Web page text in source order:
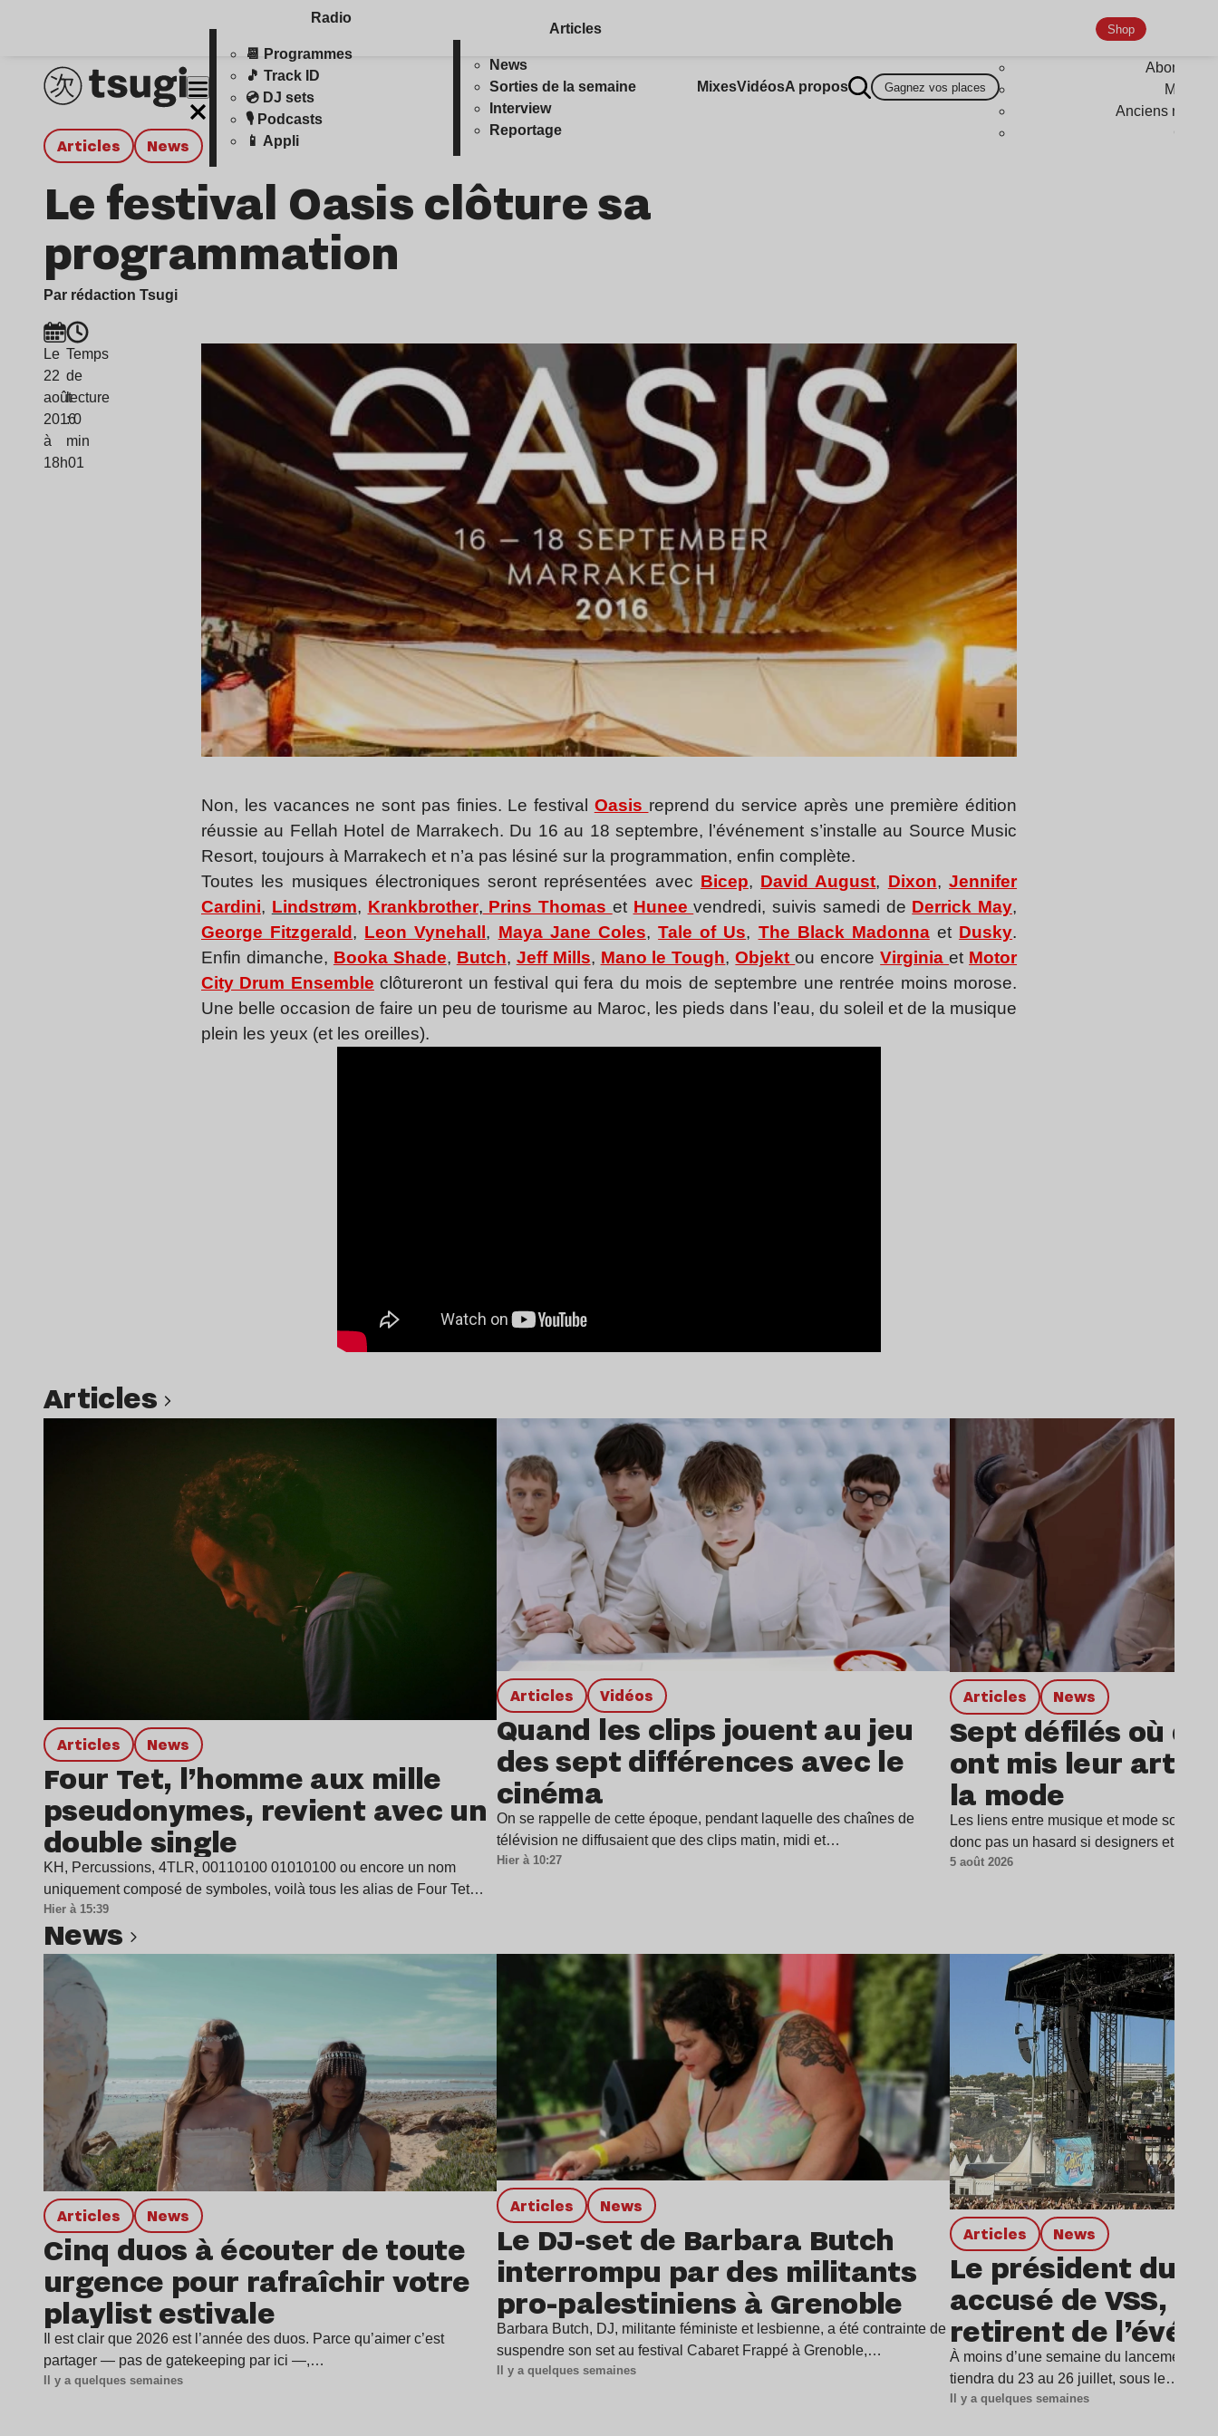
Radio
📆 Programmes
🎵 Track ID
💿 DJ sets
🎙️ Podcasts
📱 Appli
Articles
News
Sorties de la semaine
Interview
Reportage
MixesVidéosA propos Gagnez vos places
Shop
Anciens
Articles news
Le festival Oasis clôture sa
programmation
Par rédaction Tsugi
Le
22
août
2016
à
18h01
Temps
de
lecture
: 0
min
Non, les vacances ne sont pas finies. Le festival Oasis reprend du service après une première édition
réussie au Fellah Hotel de Marrakech. Du 16 au 18 septembre, l’événement s’installe au Source Music
Resort, toujours à Marrakech et n’a pas lésiné sur la programmation, enfin complète.
Toutes les musiques électroniques seront représentées avec Bicep, David August, Dixon,Jennifer
Cardini, Lindstrøm, Krankbrother, Prins Thomas et Huneevendredi, suivis samedi de Derrick May,
George Fitzgerald , Leon Vynehall , Maya Jane Coles,Tale of Us, The Black Madonnaet Dusky.
Enfin dimanche, Booka Shade, Butch, Jeff Mills, Mano le Tough,Objektou encoreVirginiaet Motor
City Drum Ensemble clôtureront un festival qui fera du mois de septembre une rentrée moins morose.
Une belle occasion de faire un peu de tourisme au Maroc, les pieds dans l’eau, du soleil et de la musique
plein les yeux (et les oreilles).
Articles
Articles news
Four Tet, l’homme aux mille
pseudonymes, revient avec un
double single
KH, Percussions, 4TLR, 00110100 01010100 ou encore un nom
uniquement composé de symboles, voilà tous les alias de Four Tet…
Hier à 15:39
Articles Vidéos
Quand les clips jouent au jeu
des sept différences avec le
cinéma
On se rappelle de cette époque, pendant laquelle des chaînes de
télévision ne diffusaient que des clips matin, midi et…
Hier à 10:27
Articles news
Sept défilés où
ont mis leur art
la mode
Les liens entre musique et mode sont
donc pas un hasard si designers et
5 août 2026
Lire l’article Lire l’article
news
Articles news
Cinq duos à écouter de toute
urgence pour rafraîchir votre
playlist estivale
Il est clair que 2026 est l’année des duos. Parce qu’aimer c’est
partager — pas de gatekeeping par ici —,…
Il y a quelques semaines
Articles news
Le DJ-set de Barbara Butch
interrompu par des militants
pro-palestiniens à Grenoble
Barbara Butch, DJ, militante féministe et lesbienne, a été contrainte de
suspendre son set au festival Cabaret Frappé à Grenoble,…
Il y a quelques semaines
Articles news
Le président du
accusé de VSS,
retirent de
À moins d’une semaine du lancement
tiendra du 23 au 26 juillet, sous le…
Il y a quelques semaines
Lire l’article Lire l’article